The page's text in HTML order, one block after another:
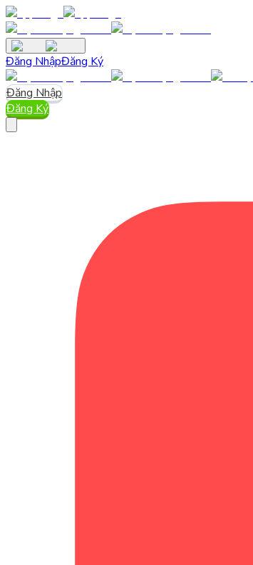
Đăng NhậpĐăng Ký
Đăng Nhập
Đăng Ký